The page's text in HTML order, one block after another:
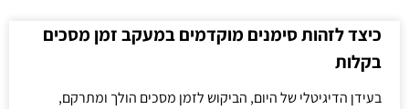
כיצד לזהות סימנים מוקדמים במעקב זמן מסכים
בקלות
בעידן הדיגיטלי של היום, הביקוש לזמן מסכים הולך ומתרקם,